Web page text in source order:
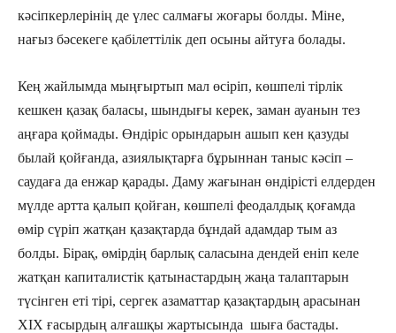
кәсіпкерлерінің де үлес салмағы жоғары болды. Міне,
нағыз бәсекеге қабілеттілік деп осыны айтуға болады.
Кең жайлымда мыңғыртып мал өсіріп, көшпелі тірлік
кешкен қазақ баласы, шындығы керек, заман ауанын тез
аңғара қоймады. Өндіріс орындарын ашып кен қазуды
былай қойғанда, азиялықтарға бұрыннан таныс кәсіп –
саудаға да енжар қарады. Даму жағынан өндірісті елдерден
мүлде артта қалып қойған, көшпелі феодалдық қоғамда
өмір сүріп жатқан қазақтарда бұндай адамдар тым аз
болды. Бірақ, өмірдің барлық саласына дендей еніп келе
жатқан капиталистік қатынастардың жаңа талаптарын
түсінген еті тірі, сергек азаматтар қазақтардың арасынан
ХІХ ғасырдың алғашқы жартысында шыға бастады.